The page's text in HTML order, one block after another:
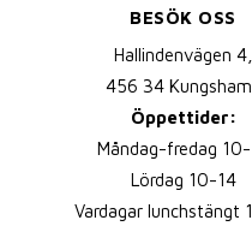
BESÖK OSS
Hallindenvägen 4,
456 34
Öppettider:
Måndag-fredag
Lördag 10-14
Vardagar lunchstängt